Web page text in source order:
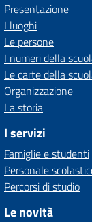
Presentazione
I luoghi
Le persone
I numeri della
Le carte della
Organizzazione
La storia
I servizi
Famiglie e studenti
Personale
Percorsi di studio
Le novità